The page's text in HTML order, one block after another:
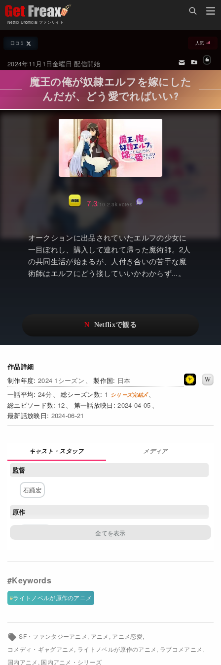
Netflix Unofficial ファンサイト
Netflix新着作品
オールジャンル
海外ドラマ・シリーズ
海外映画
国内TV番組・ドラマ
国内映画
アジアTV番組・ドラマ
アジア映画
ドキュメンタリー
Netflixオリジナル作品
その他の国のTV番組
配信終了予定の作品
海外ドラマ・ラインナップ
Netflix 人気ランキング
Netflix 全作品ラインナップ
Netflix配信作品カスタム検索
トレンド
VOD 総合作品情報
Watchlistへ
Netflix Video
Netflix 高い評価の海外作品
Watchlist
Netflixコース別料金プラン
口コミ 人気
2024年11月1日金曜日 配信開始
魔王の俺が奴隷エルフを嫁にした
んだが、どう愛でればいい?
オークションに出品されていたエルフの少女に
一目ぼれし、購入して連れて帰った魔術師。2人
の共同生活が始まるが、人付き合いの苦手な魔
術師はエルフにどう接していいかわからず...。
作品詳細
2024 1シーズン
日本
24
1
12
2024-04-05
2024-06-21
7.3/10 2.3k votes
メディア
監督
石踊宏
原作
キャラクター原案・デザイン
主な出演者
小林裕介 菱川花菜
ライトノベルが原作のアニメ
SF・ファンタジーアニメ アニメ アニメ恋愛
コメディ・ギャグアニメ ライトノベルが原作のアニメ ラブコメアニメ
国内アニメ 国内アニメ・シリーズ